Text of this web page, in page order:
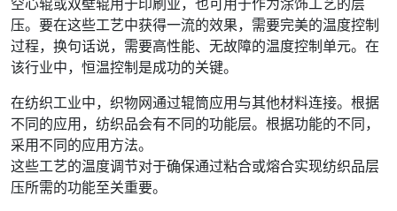
空心辊或双壁辊用于印刷业，也可用于作为涂饰工艺的层
压。要在这些工艺中获得一流的效果，需要完美的温度控制
过程，换句话说，需要高性能、无故障的温度控制单元。在
该行业中，恒温控制是成功的关键。
在纺织工业中，织物网通过辊筒应用与其他材料连接。根据
不同的应用，纺织品会有不同的功能层。根据功能的不同，
采用不同的应用方法。
这些工艺的温度调节对于确保通过粘合或熔合实现纺织品层
压所需的功能至关重要。